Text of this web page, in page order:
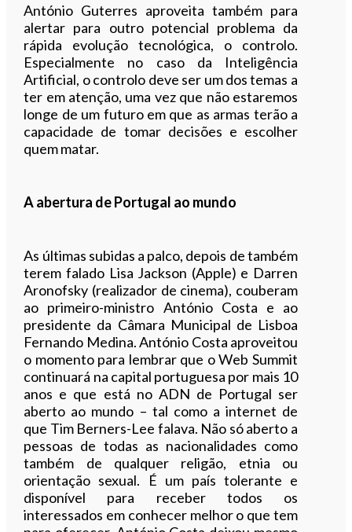
António Guterres aproveita também para
alertar para outro potencial problema da
rápida evolução tecnológica, o controlo.
Especialmente no caso da Inteligência
Artificial, o controlo deve ser um dos temas a
ter em atenção, uma vez que não estaremos
longe de um futuro em que as armas terão a
capacidade de tomar decisões e escolher
quem matar.
A abertura de Portugal ao mundo
As últimas subidas a palco, depois de também
terem falado Lisa Jackson (Apple) e Darren
Aronofsky (realizador de cinema), couberam
ao primeiro-ministro António Costa e ao
presidente da Câmara Municipal de Lisboa
Fernando Medina. António Costa aproveitou
o momento para lembrar que o Web Summit
continuará na capital portuguesa por mais 10
anos e que está no ADN de Portugal ser
aberto ao mundo – tal como a internet de
que Tim Berners-Lee falava. Não só aberto a
pessoas de todas as nacionalidades como
também de qualquer religão, etnia ou
orientação sexual. É um país tolerante e
disponível para receber todos os
interessados em conhecer melhor o que tem